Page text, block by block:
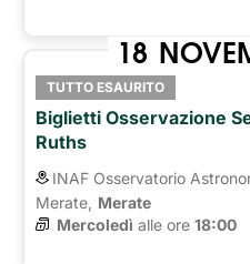
18
TUTTO ESAURITO
Biglietti Osservazione
Ruths
INAF Osservatorio
Merate, Merate
Mercoledì alle ore 18:00